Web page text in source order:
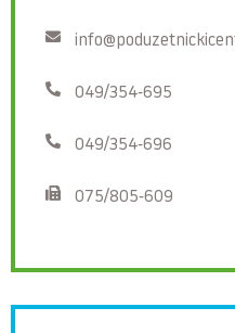
049/354-695
049/354-696
075/805-609